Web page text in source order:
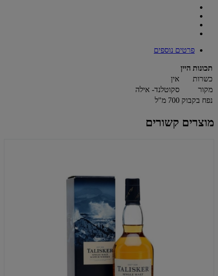
פרטים נוספים
תכונות היין
כשרות
אין
מקור
סקוטלנד- אילה
נפח בקבוק 700 מ"ל
מוצרים קשורים